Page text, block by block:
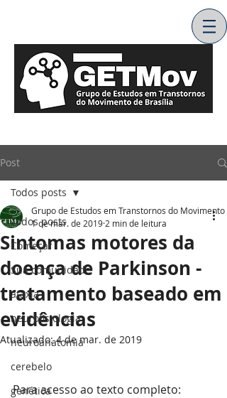
Post
Todos posts
Começar
Sua comunidade
ataxia
neurofisiologia
neuroanatomia
cerebelo
genética
Todos posts
Sintomas motores da
doença de Parkinson -
tratamento baseado em
evidências
Grupo de Estudos em Transtornos do Movimento
1 de mar. de 2019 2 min de leitura
Atualizado:4 de mar. de 2019
Para acesso ao texto completo: